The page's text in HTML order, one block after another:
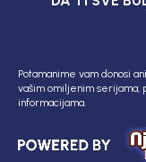
Potamanime vam donosi
vašim omiljenim serijama,
informacijama.